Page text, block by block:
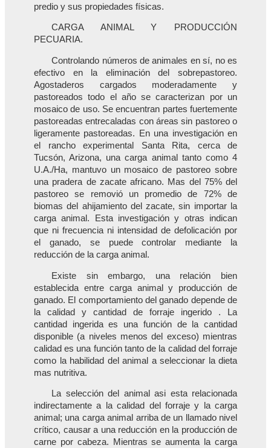
predio y sus propiedades físicas.
CARGA ANIMAL Y PRODUCCIÓN
PECUARIA.
Controlando números de animales en sí, no es
efectivo en la eliminación del sobrepastoreo.
Agostaderos cargados moderadamente y
pastoreados todo el año se caracterizan por un
mosaico de uso. Se encuentran partes fuertemente
pastoreadas entrecaladas con áreas sin pastoreo o
ligeramente pastoreadas. En una investigación en
el rancho experimental Santa Rita, cerca de
Tucsón, Arizona, una carga animal tanto como 4
U.A./Ha, mantuvo un mosaico de pastoreo sobre
una pradera de zacate africano. Mas del 75% del
pastoreo se removió un promedio de 72% de
biomas del ahijamiento del zacate, sin importar la
carga animal. Esta investigación y otras indican
que ni frecuencia ni intensidad de defolicación por
el ganado, se puede controlar mediante la
reducción de la carga animal.
Existe sin embargo, una relación bien
establecida entre carga animal y producción de
ganado. El comportamiento del ganado depende de
la calidad y cantidad de forraje ingerido
. La
cantidad ingerida es una función de la cantidad
disponible (a niveles menos del exceso) mientras
calidad es una función tanto de la calidad del forraje
como la habilidad del animal a seleccionar la dieta
mas nutritiva.
La selección del animal asi esta relacionada
indirectamente a la calidad del forraje y la carga
animal; una carga animal arriba de un llamado nivel
crítico, causar a una reducción en la producción de
carne por cabeza. Mientras se aumenta la carga